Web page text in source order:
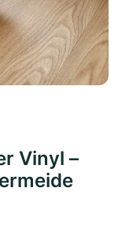
Vinyl –